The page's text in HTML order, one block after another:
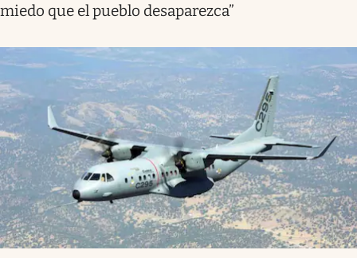
miedo que el pueblo desaparezca”